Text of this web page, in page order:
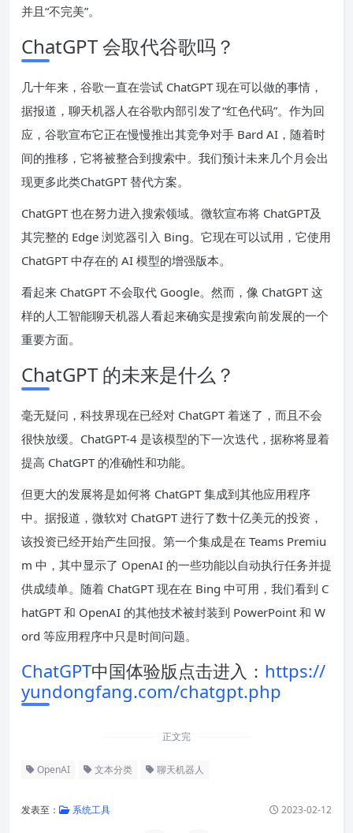
并且“不完美”。
ChatGPT 会取代谷歌吗？
几十年来，谷歌一直在尝试 ChatGPT 现在可以做的事情，
据报道，聊天机器人在谷歌内部引发了“红色代码”。作为回
应，谷歌宣布它正在慢慢推出其竞争对手 Bard AI ，随着时
间的推移，它将被整合到搜索中。我们预计未来几个月会出
现更多此类ChatGPT 替代方案。
ChatGPT 也在努力进入搜索领域。微软宣布将 ChatGPT及
其完整的 Edge 浏览器引入 Bing。它现在可以试用 ，它使用
ChatGPT 中存在的 AI 模型的增强版本。
看起来 ChatGPT 不会取代 Google。然而，像 ChatGPT 这
样的人工智能聊天机器人看起来确实是搜索向前发展的一个
重要方面。
ChatGPT 的未来是什么？
毫无疑问，科技界现在已经对 ChatGPT 着迷了，而且不会
很快放缓。ChatGPT-4 是该模型的下一次迭代，据称将显着
提高 ChatGPT 的准确性和功能。
但更大的发展将是如何将 ChatGPT 集成到其他应用程序
中。据报道，微软对 ChatGPT 进行了数十亿美元的投资 ，
该投资已经开始产生回报。第一个集成是在 Teams Premiu
m 中 ，其中显示了 OpenAI 的一些功能以自动执行任务并提
供成绩单。随着 ChatGPT 现在在 Bing 中可用，我们看到 C
hatGPT 和 OpenAI 的其他技术被封装到 PowerPoint 和 W
ord 等应用程序中只是时间问题。
ChatGPT中国体验版点击进入： https://
yundongfang.com/chatgpt.php
正文完
OpenAI 文本分类 聊天机器人
发表至： 系统工具 2023-02-12